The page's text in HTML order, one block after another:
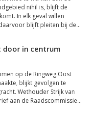
nihil is, blijft de
In elk geval willen
blijft pleiten bij de...
door in centrum
op de Ringweg Oost
blijkt gevolgen te
Wethouder Strijk van
aan de Raadscommissie...